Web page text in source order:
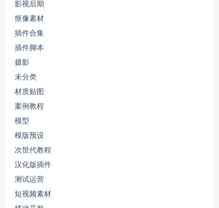
影视后期
抠像素材
插件合集
插件脚本
摄影
未分类
材质贴图
案例教程
模型
模版预设
次世代教程
汉化版插件
测试运营
短视频素材